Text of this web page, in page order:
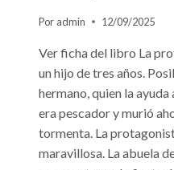
Por admin 12/09/2025
Ver ficha del libro La
un hijo de tres años.
hermano, quien la ayuda
era pescador y murió
tormenta. La
maravillosa. La abuela